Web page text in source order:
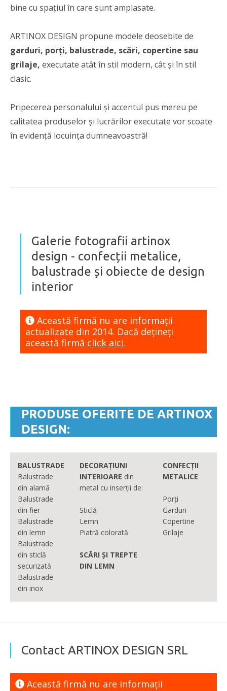
bine cu spațiul în care sunt amplasate.
ARTINOX DESIGN propune modele deosebite de
garduri, porți, balustrade, scări, copertine sau
grilaje, executate atât în stil modern, cât și în stil
clasic.
Pripecerea personalului și accentul pus mereu pe
calitatea produselor și lucrărilor executate vor scoate
în evidență locuința dumneavoastră!
Galerie fotografii artinox
design - confecții metalice,
balustrade și obiecte de design
interior
Această firmă nu are informaţii
actualizate din 2014. Dacă dețineți
această firmă click aici.
PRODUSE OFERITE DE ARTINOX
DESIGN:
BALUSTRADE
Balustrade
din alamă
Balustrade
din fier
Balustrade
din lemn
Balustrade
din sticlă
securizată
Balustrade
din inox
DECORAȚIUNI
INTERIOARE din
metal cu inserții de:
Sticlă
Lemn
Piatră colorată
SCĂRI ȘI TREPTE
DIN LEMN
CONFECȚII
METALICE
Porți
Garduri
Copertine
Grilaje
Contact ARTINOX DESIGN SRL
Această firmă nu are informaţii